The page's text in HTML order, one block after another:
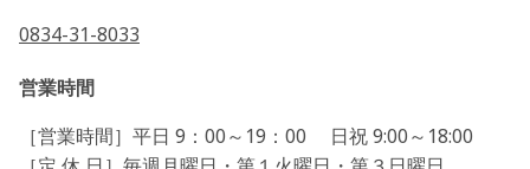
0834-31-8033
営業時間
［営業時間］平日 9：00～19：00 日祝 9:00～18:00